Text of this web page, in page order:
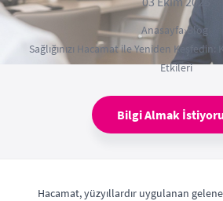
Anasayfa›Blog
Sağlığınızı Hacamat ile Yeniden
Etkileri
Bilgi Almak
Hacamat, yüzyıllardır uygulanan